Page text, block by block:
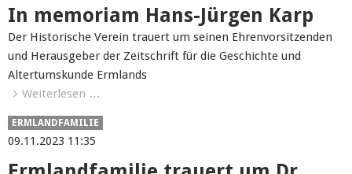
In memoriam Hans-Jürgen Karp
Der Historische Verein trauert um seinen Ehrenvorsitzenden
und Herausgeber der Zeitschrift für die Geschichte und
Altertumskunde Ermlands
Weiterlesen …
ERMLANDFAMILIE
09.11.2023 11:35